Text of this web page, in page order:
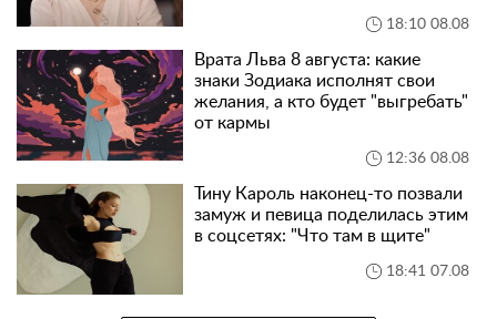
18:10 08.08
Врата Льва 8 августа: какие
знаки Зодиака исполнят свои
желания, а кто будет "выгребать"
от кармы
12:36 08.08
Тину Кароль наконец-то позвали
замуж и певица поделилась этим
в соцсетях: "Что там в щите"
18:41 07.08